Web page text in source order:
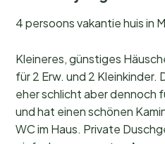
4 persoons vakantie huis in
Kleineres, günstiges
für 2 Erw. und 2 Kleinkinder.
eher schlicht aber dennoch
und hat einen schönen
WC im Haus. Private